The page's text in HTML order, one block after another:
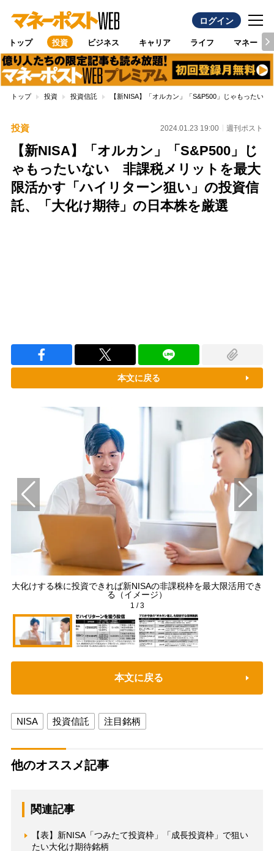
ログイン
トップ 投資 ビジネス キャリア ライフ マネー
トップ 投資 投資信託 【新NISA】「オルカン」「S&P500」じゃもったい
投資 2024.01.23 19:00 週刊ポスト
【新NISA】「オルカン」「S&P500」じ
ゃもったいない 非課税メリットを最大
限活かす「ハイリターン狙い」の投資信
託、「大化け期待」の日本株を厳選
本文に戻る
大化けする株に投資できれば新NISAの非課税枠を最大限活用でき
る（イメージ）
1 /3
本文に戻る
NISA 投資信託 注目銘柄
他のオススメ記事
関連記事
【表】新NISA「つみたて投資枠」「成長投資枠」で狙い
たい大化け期待銘柄